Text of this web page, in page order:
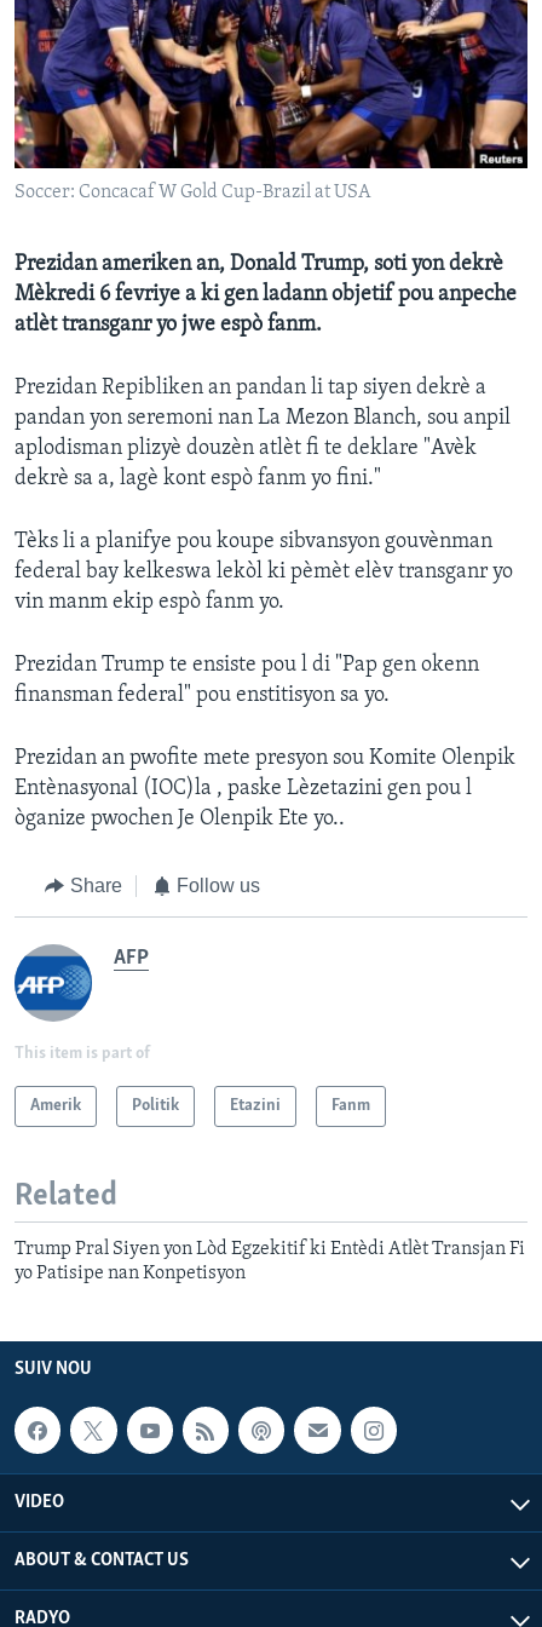
Languages
Soccer: Concacaf W Gold Cup-Brazil at USA
Prezidan ameriken an, Donald Trump, soti yon dekrè
Mèkredi 6 fevriye a ki gen ladann objetif pou anpeche
atlèt transganr yo jwe espò fanm.
Prezidan Repibliken an pandan li tap siyen dekrè a
pandan yon seremoni nan La Mezon Blanch, sou anpil
aplodisman plizyè douzèn atlèt fi te deklare "Avèk
dekrè sa a, lagè kont espò fanm yo fini."
Tèks li a planifye pou koupe sibvansyon gouvènman
federal bay kelkeswa lekòl ki pèmèt elèv transganr yo
vin manm ekip espò fanm yo.
Prezidan Trump te ensiste pou l di "Pap gen okenn
finansman federal" pou enstitisyon sa yo.
Prezidan an pwofite mete presyon sou Komite Olenpik
Entènasyonal (IOC)la , paske Lèzetazini gen pou l
òganize pwochen Je Olenpik Ete yo..
Share Follow us
AFP
This item is part of
Amerik Politik Etazini Fanm
Related
Trump Pral Siyen yon Lòd Egzekitif ki Entèdi Atlèt Transjan Fi
yo Patisipe nan Konpetisyon
SUIV NOU
VIDEO
ABOUT & CONTACT US
RADYO